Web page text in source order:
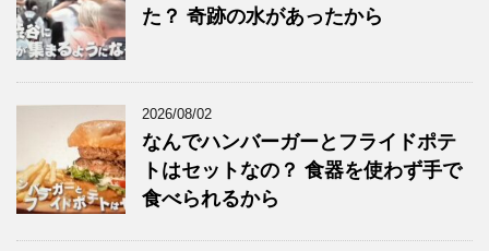
た？ 奇跡の水があったから
2026/08/02
なんでハンバーガーとフライドポテ
トはセットなの？ 食器を使わず手で
食べられるから